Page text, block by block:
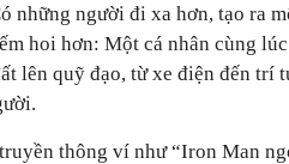
những người đi xa hơn, tạo ra
hoi hơn: Một cá nhân cùng
lên quỹ đạo, từ xe điện đến trí
thông ví như “Iron Man